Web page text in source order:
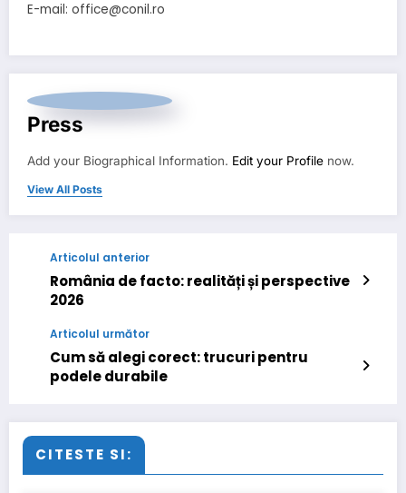
E-mail: office@conil.ro
Press
Add your Biographical Information. Edit your Profile now.
View All Posts
Articolul anterior
România de facto: realități și perspective
2026
Articolul următor
Cum să alegi corect: trucuri pentru
podele durabile
CITESTE SI: